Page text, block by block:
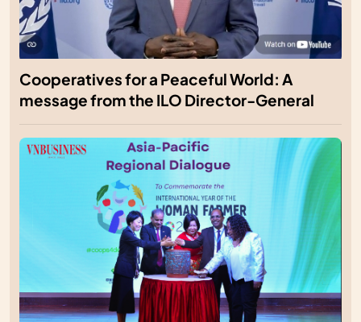
Cooperatives for a Peaceful World: A
message from the ILO Director-General